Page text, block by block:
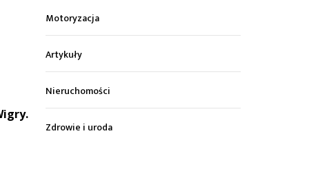
Motoryzacja
Artykuły
Nieruchomości
Zdrowie i uroda